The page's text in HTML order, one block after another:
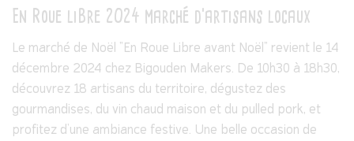
En Roue liBre 2024 marché d'artisans locaux
Le marché de Noël "En Roue Libre avant Noël" revient le 14
décembre 2024 chez Bigouden Makers. De 10h30 à 18h30,
découvrez 18 artisans du territoire, dégustez des
gourmandises, du vin chaud maison et du pulled pork, et
profitez d’une ambiance festive. Une belle occasion de